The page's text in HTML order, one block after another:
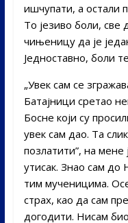
ишчупати, а остали
То језиво боли, све
чињеницу да је
Једноставно, боли
„Увек сам се
Батајници сретао
Босне који су
увек сам дао. Та
позлатити”, на мене
утисак. Знао сам
тим мученицима.
страх, као да сам
догодити. Нисам